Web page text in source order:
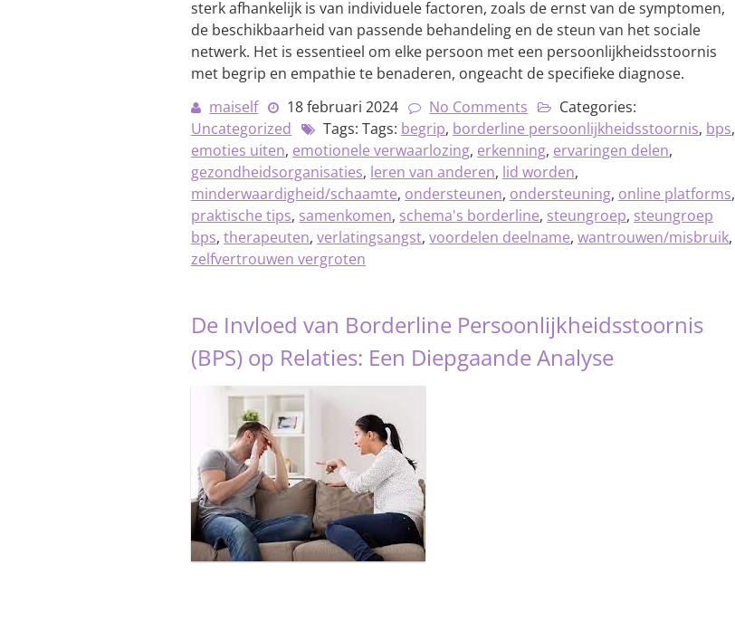
sterk afhankelijk is van individuele factoren, zoals de ernst van de symptomen,
de beschikbaarheid van passende behandeling en de steun van het sociale
netwerk. Het is essentieel om elke persoon met een persoonlijkheidsstoornis
met begrip en empathie te benaderen, ongeacht de specifieke diagnose.
maiself
18 februari 2024 No Comments
Categories:
Uncategorized
Tags: Tags: begrip, borderline persoonlijkheidsstoornis, bps,
emoties uiten, emotionele verwaarlozing, erkenning, ervaringen delen,
gezondheidsorganisaties, leren van anderen, lid worden,
minderwaardigheid/schaamte, ondersteunen, ondersteuning, online platforms,
praktische tips, samenkomen, schema's borderline, steungroep, steungroep
bps,therapeuten,verlatingsangst,voordelen deelname,wantrouwen/misbruik,
zelfvertrouwen vergroten
De Invloed van Borderline Persoonlijkheidsstoornis
(BPS) op Relaties: Een Diepgaande Analyse